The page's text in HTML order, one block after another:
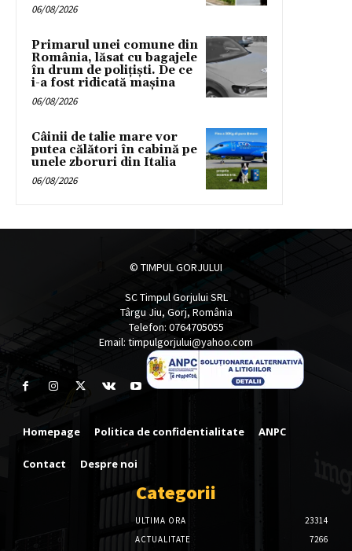
06/08/2026
Primarul unei comune din
România, lăsat cu bagajele
în drum de poliţişti. De ce
i-a fost ridicată maşina
06/08/2026
Câinii de talie mare vor
putea călători în cabină pe
unele zboruri din Italia
06/08/2026
© TIMPUL GORJULUI
SC Timpul Gorjului SRL
Târgu Jiu, Gorj, România
Telefon: 0764705055
Email: timpulgorjului@yahoo.com
Homepage Politica de confidentialitate ANPC
Contact Despre noi
Categorii
ULTIMA ORA
23314
ACTUALITATE
7266